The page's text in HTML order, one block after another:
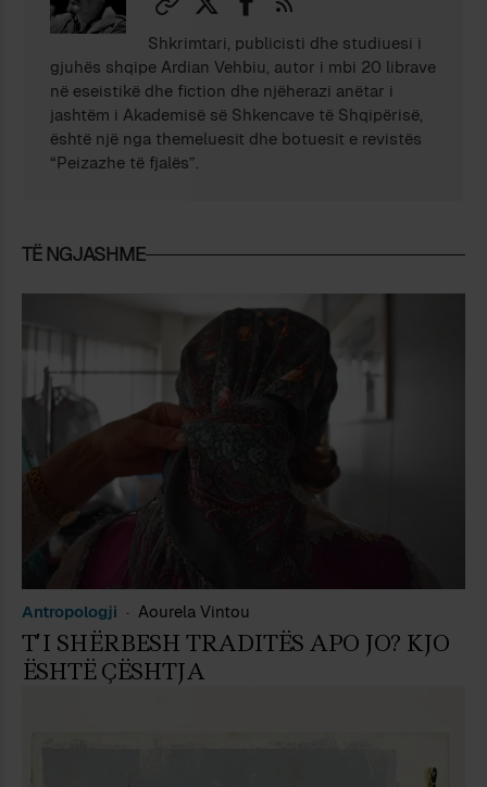
Shkrimtari, publicisti dhe studiuesi i
gjuhës shqipe Ardian Vehbiu, autor i mbi 20 librave
në eseistikë dhe fiction dhe njëherazi anëtar i
jashtëm i Akademisë së Shkencave të Shqipërisë,
është një nga themeluesit dhe botuesit e revistës
“Peizazhe të fjalës”.
TË NGJASHME
Antropologji Aourela Vintou
T’I SHËRBESH TRADITËS APO JO? KJO
ËSHTË ÇËSHTJA